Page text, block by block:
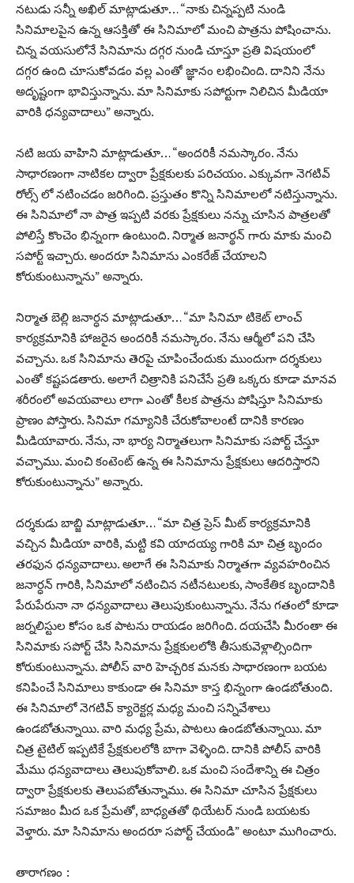
నటుడు సన్నీ అఖిల్ మాట్లాడుతూ… “నాకు చిన్నప్పటి నుండి
సినిమాలపైన ఉన్న ఆసక్తితో ఈ సినిమాలో మంచి పాత్రను పోషించాను.
చిన్న వయసులోనే సినిమాను దగ్గర నుండి చూస్తూ ప్రతి విషయంలో
దగ్గర ఉంది చూసుకోవడం వల్ల ఎంతో జ్ఞానం లభించింది. దానిని నేను
అదృష్టంగా భావిస్తున్నాను. మా సినిమాకు సపోర్టుగా నిలిచిన మీడియా
వారికి ధన్యవాదాలు” అన్నారు.
నటి జయ వాహిని మాట్లాడుతూ… “అందరికీ నమస్కారం. నేను
సాధారణంగా నాటికల ద్వారా ప్రేక్షకులకు పరిచయం. ఎక్కువగా నెగటివ్
రోల్స్ లో నటించడం జరిగింది. ప్రస్తుతం కొన్ని సినిమాలలో నటిస్తున్నాను.
ఈ సినిమాలో నా పాత్ర ఇప్పటి వరకు ప్రేక్షకులు నన్ను చూసిన పాత్రలతో
పోలిస్తే కొంచెం భిన్నంగా ఉంటుంది. నిర్మాత జనార్థన్ గారు మాకు మంచి
సపోర్ట్ ఇచ్చారు. అందరూ సినిమాను ఎంకరేజ్ చేయాలని
కోరుకుంటున్నాను” అన్నారు.
నిర్మాత బెల్లి జనార్ధన మాట్లాడుతూ… “మా సినిమా టికెట్ లాంచ్
కార్యక్రమానికి హాజరైన అందరికీ నమస్కారం. నేను ఆర్మీలో పని చేసి
వచ్చాను. ఒక సినిమాను తెరపై చూపించేందుకు ముందుగా దర్శకులు
ఎంతో కష్టపడతారు. అలాగే చిత్రానికి పనిచేసే ప్రతి ఒక్కరు కూడా మానవ
శరీరంలో అవయవాలు లాగా ఎంతో కీలక పాత్రను పోషిస్తూ సినిమాకు
ప్రాణం పోస్తారు. సినిమా గమ్యానికి చేరుకోవాలంటే దానికి కారణం
మీడియావారు. నేను, నా భార్య నిర్మాతలుగా సినిమాకు సపోర్ట్ చేస్తూ
వచ్చాము. మంచి కంటెంట్ ఉన్న ఈ సినిమాను ప్రేక్షకులు ఆదరిస్తారని
కోరుకుంటున్నాను” అన్నారు.
దర్శకుడు బాబ్జి మాట్లాడుతూ… “మా చిత్ర ప్రెస్ మీట్ కార్యక్రమానికి
వచ్చిన మీడియా వారికి, మట్టి కవి యాదయ్య గారికి మా చిత్ర బృందం
తరఫున ధన్యవాదాలు. అలాగే ఈ సినిమాకు నిర్మాతగా వ్యవహరించిన
జనార్ధన్ గారికి, సినిమాలో నటించిన నటీనటులకు, సాంకేతిక బృందానికి
పేరుపేరునా నా ధన్యవాదాలు తెలుపుకుంటున్నాను. నేను గతంలో కూడా
జర్నలిస్టుల కోసం ఒక పాటను రాయడం జరిగింది. దయచేసి మీరంతా ఈ
సినిమాకు సపోర్ట్ చేసి సినిమాను ప్రేక్షకులలోకి తీసుకువెళ్లాల్సిందిగా
కోరుకుంటున్నాను. పోలీస్ వారి హెచ్చరిక మనకు సాధారణంగా బయట
కనిపించే సినిమాలు కాకుండా ఈ సినిమా కాస్త భిన్నంగా ఉండబోతుంది.
ఈ సినిమాలో నెగటివ్ క్యారెక్టర్ల మధ్య మంచి సన్నివేశాలు
ఉండబోతున్నాయి. వారి మధ్య ప్రేమ, పాటలు ఉండబోతున్నాయి. మా
చిత్ర టైటిల్ ఇప్పటికే ప్రేక్షకులలోకి బాగా వెళ్ళింది. దానికి పోలీస్ వారికి
మేము ధన్యవాదాలు తెలుపుకోవాలి. ఒక మంచి సందేశాన్ని ఈ చిత్రం
ద్వారా ప్రేక్షకులకు తెలుపబోతున్నాము. ఈ సినిమా చూసిన ప్రేక్షకులు
సమాజం మీద ఒక ప్రేమతో, బాధ్యతతో థియేటర్ నుండి బయటకు
వెళ్తారు. మా సినిమాను అందరూ సపోర్ట్ చేయండి” అంటూ ముగించారు.
తారాగణం :